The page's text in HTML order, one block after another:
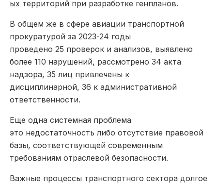
ых территорий при разработке генпланов.
В общем же в сфере авиации транспортной
прокуратурой за 2023-24 годы
проведено 25 проверок и анализов, выявлено
более 110 нарушений, рассмотрено 34 акта
надзора, 35 лиц привлечены к
дисциплинарной, 36 к административной
ответственности.
Еще одна системная проблема
это недостаточность либо отсутствие правовой
базы, соответствующей современным
требованиям отраслевой безопасности.
Важные процессы транспортного сектора долгое